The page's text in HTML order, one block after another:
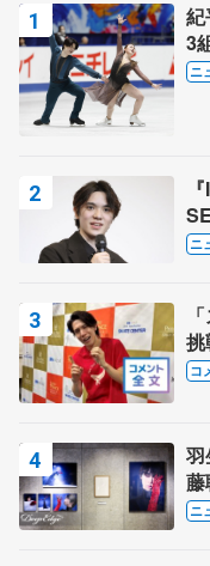
紀
3
木
ニ
ニ
コ
藤
ん
ニ